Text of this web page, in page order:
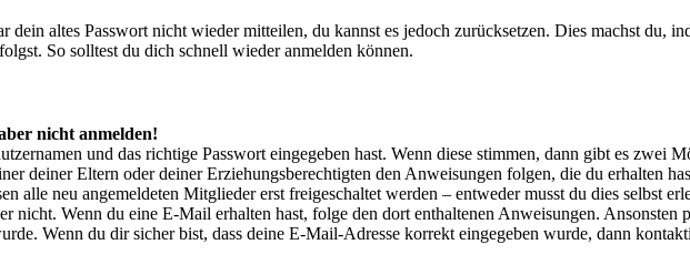
altes Passwort nicht wieder mitteilen, du kannst es jedoch zurücksetzen. Dies machst du,
So solltest du dich schnell wieder anmelden können.
nicht anmelden!
und das richtige Passwort eingegeben hast. Wenn diese stimmen, dann gibt es zwei
deiner Eltern oder deiner Erziehungsberechtigten den Anweisungen folgen, die du erhalten
alle neu angemeldeten Mitglieder erst freigeschaltet werden – entweder musst du dies selbst
nicht. Wenn du eine E-Mail erhalten hast, folge den dort enthaltenen Anweisungen.
Wenn du dir sicher bist, dass deine E-Mail-Adresse korrekt eingegeben wurde, dann